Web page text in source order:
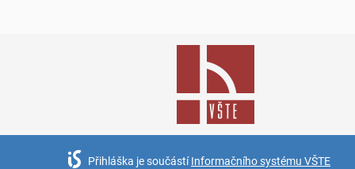
Přihláška je součástíInformačního systému VŠTE